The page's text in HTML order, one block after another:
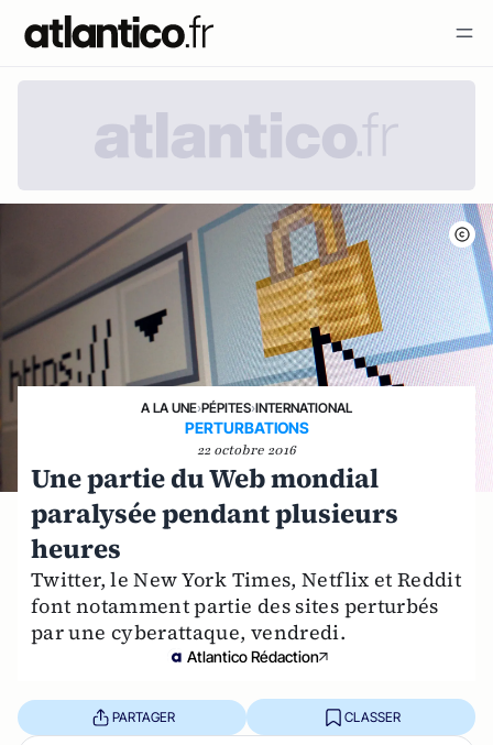
A LA UNE›PÉPITES›INTERNATIONAL
PERTURBATIONS
22 octobre 2016
Une partie du Web mondial
paralysée pendant plusieurs
heures
Twitter, le New York Times, Netflix et Reddit
font notamment partie des sites perturbés
par une cyberattaque, vendredi.
Atlantico Rédaction
PARTAGER CLASSER